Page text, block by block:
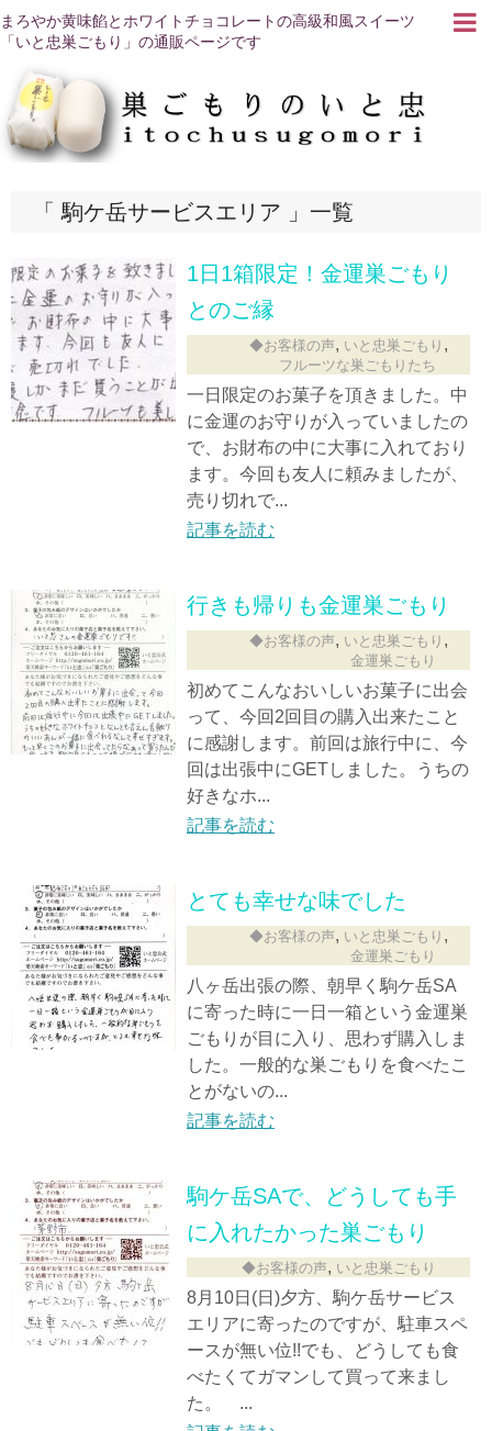
まろやか黄味餡とホワイトチョコレートの高級和風スイーツ
「いと忠巣ごもり」の通販ページです
駒ケ岳サービスエリア 一覧
1日1箱限定！金運巣ごもり
とのご縁
◆お客様の声, いと忠巣ごもり ,
フルーツな巣ごもりたち
一日限定のお菓子を頂きました。中
に金運のお守りが入っていましたの
で、お財布の中に大事に入れており
ます。今回も友人に頼みましたが、
売り切れで...
記事を読む
行きも帰りも金運巣ごもり
◆お客様の声, いと忠巣ごもり ,
金運巣ごもり
初めてこんなおいしいお菓子に出会
って、今回2回目の購入出来たこと
に感謝します。前回は旅行中に、今
回は出張中にGETしました。うちの
好きなホ...
記事を読む
とても幸せな味でした
◆お客様の声, いと忠巣ごもり ,
金運巣ごもり
八ヶ岳出張の際、朝早く駒ケ岳SA
に寄った時に一日一箱という金運巣
ごもりが目に入り、思わず購入しま
した。一般的な巣ごもりを食べたこ
とがないの...
記事を読む
駒ケ岳SAで、どうしても手
に入れたかった巣ごもり
◆お客様の声, いと忠巣ごもり
8月10日(日)夕方、駒ケ岳サービス
エリアに寄ったのですが、駐車スペ
ースが無い位!!でも、どうしても食
べたくてガマンして買って来まし
た。 ...